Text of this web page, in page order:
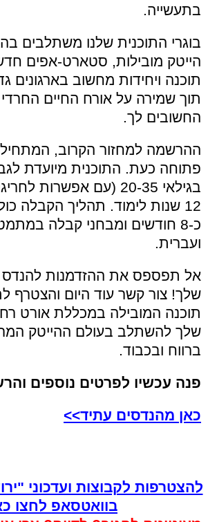
בתעשייה.
בוגרי התוכנית שלנו משתלבים
הייטק מובילות, סטארט-אפים
תוכנה ויחידות מחשוב בארגונים
תוך שמירה על אורח החיים החרדי
החשובים לך.
ההרשמה למחזור הקרוב,
פתוחה כעת. התוכנית מיועדת
12 שנות לימוד. תהליך הקבלה
כ-8 חודשים ומבחני קבלה
ועברית.
אל תפספס את ההזדמנות
שלך! צור קשר עוד היום והצטרף
תוכנה המובילה במכללת אורט
שלך להשתלב בעולם ההייטק
ברווח ובכבוד.
פנה עכשיו לפרטים נוספים
כאן מהנדסים עתיד>>
להצטרפות לקבוצות ועדכוני
בוואטסאפ לחצו